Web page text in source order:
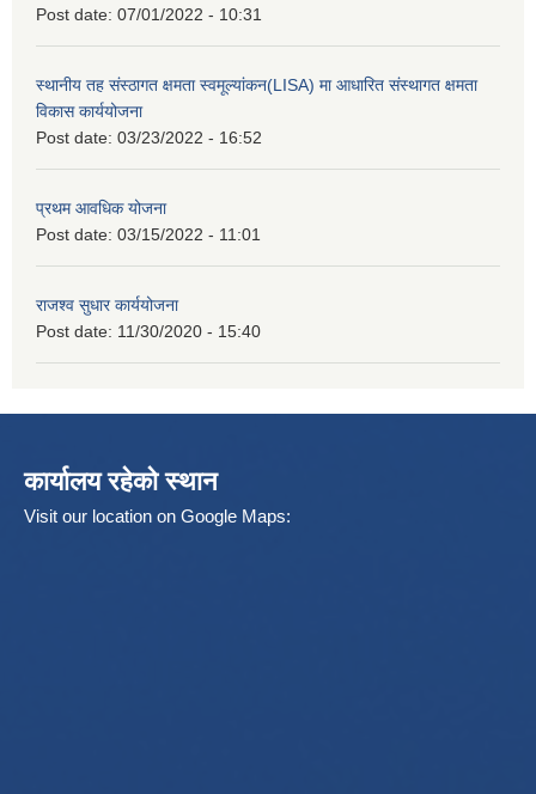
Post date: 07/01/2022 - 10:31
स्थानीय तह संस्ठागत क्षमता स्वमूल्यांकन(LISA) मा आधारित संस्थागत क्षमता
विकास कार्ययोजना
Post date: 03/23/2022 - 16:52
प्रथम आवधिक योजना
Post date: 03/15/2022 - 11:01
राजश्व सुधार कार्ययोजना
Post date: 11/30/2020 - 15:40
कार्यालय रहेको स्थान
Visit our location on Google Maps: